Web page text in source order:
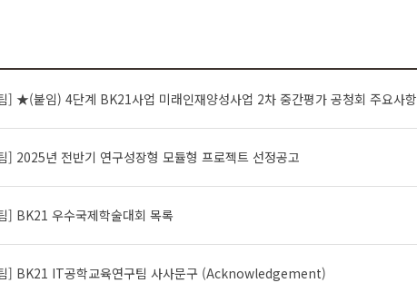
] ★(붙임) 4단계 BK21사업 미래인재양성사업 2차 중간평가 공청회 주요사항
] 2025년 전반기 연구성장형 모듈형 프로젝트 선정공고
] BK21 우수국제학술대회 목록
] BK21 IT공학교육연구팀 사사문구 (Acknowledgement)